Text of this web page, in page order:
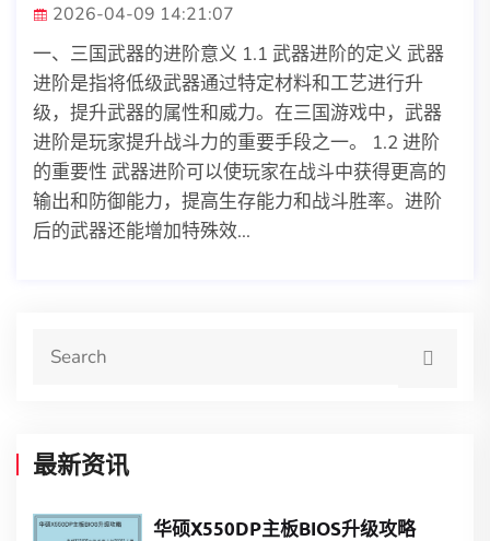
2026-04-09 14:21:07
一、三国武器的进阶意义 1.1 武器进阶的定义 武器
进阶是指将低级武器通过特定材料和工艺进行升
级，提升武器的属性和威力。在三国游戏中，武器
进阶是玩家提升战斗力的重要手段之一。 1.2 进阶
的重要性 武器进阶可以使玩家在战斗中获得更高的
输出和防御能力，提高生存能力和战斗胜率。进阶
后的武器还能增加特殊效...
最新资讯
华硕X550DP主板BIOS升级攻略